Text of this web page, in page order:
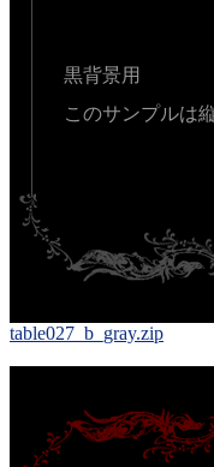
黒背景用
このサンプルは
table027_b_gray.zip